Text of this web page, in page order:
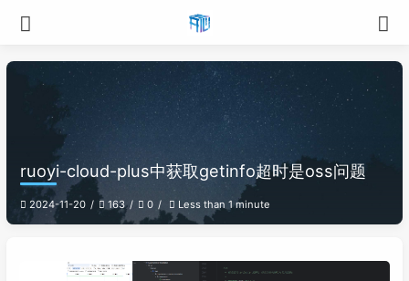
ruoyi-cloud-plus中获取getinfo超时是oss问题
2024-11-20 163 0 Less than 1 minute
WeChat